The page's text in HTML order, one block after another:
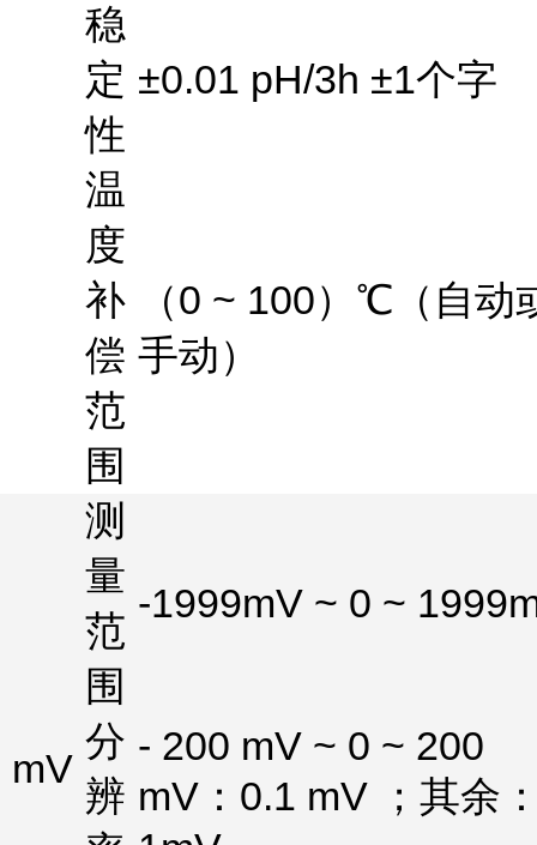
稳
定
性
±0.01 pH/3h ±1个字
温
度
补
偿
范
围
（0 ~ 100） ℃ （自动
手动）
mV
测
量
范
围
-1999mV ~ 0 ~
分
辨
- 200 mV ~ 0 ~ 200
mV ： 0.1 mV
；其余